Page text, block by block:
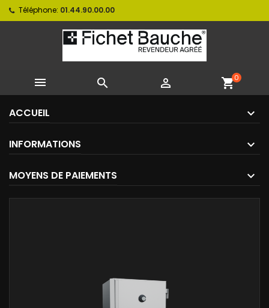
Téléphone: 01.44.90.00.00
   shopping_cart0
ACCUEIL
INFORMATIONS
MOYENS DE PAIEMENTS